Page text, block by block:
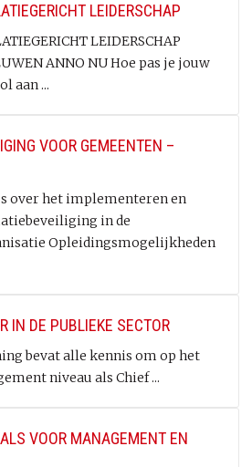
LEIDERSCHAP
LEIDERSCHAP
ANNO NU Hoe pas je jouw
aan ...
VOOR GEMEENTEN –
over het implementeren en
in de
Opleidingsmogelijkheden
IN DE PUBLIEKE SECTOR
bevat alle kennis om op het
niveau als Chief ...
VOOR MANAGEMENT EN